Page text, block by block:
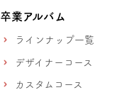
卒業アルバム
ラインナップ一覧
デザイナーコース
カスタムコース